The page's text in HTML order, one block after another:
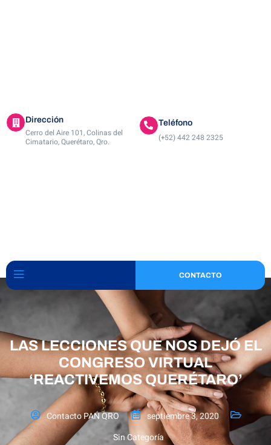
Dirección
Cerro del Aire 101, Colinas del
Cimatario, Querétaro, Qro.
Teléfono
(+52) 442 248 2325
CONTACTO
LAS LECCIONES QUE NOS DEJÓ EL
CONGRESO VIRTUAL
‘REACTIVEMOS QUERÉTARO’
Contacto PAN QRO
septiembre 3, 2020
Sin Categoría